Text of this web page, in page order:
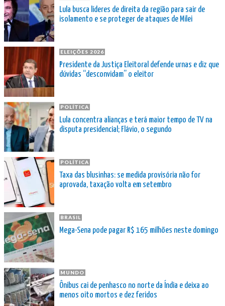
Lula busca líderes de direita da região para sair de
isolamento e se proteger de ataques de Milei
ELEIÇÕES 2026
Presidente da Justiça Eleitoral defende urnas e diz que
dúvidas “desconvidam” o eleitor
POLÍTICA
Lula concentra alianças e terá maior tempo de TV na
disputa presidencial; Flávio, o segundo
POLÍTICA
Taxa das blusinhas: se medida provisória não for
aprovada, taxação volta em setembro
BRASIL
Mega-Sena pode pagar R$ 165 milhões neste domingo
MUNDO
Ônibus cai de penhasco no norte da Índia e deixa ao
menos oito mortos e dez feridos